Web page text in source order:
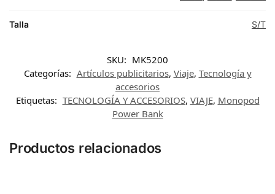
Talla S/T
SKU: MK5200
Categorías: Artículos publicitarios, Viaje, Tecnología y
accesorios
Etiquetas: TECNOLOGÍA Y ACCESORIOS, VIAJE, Monopod
Power Bank
Productos relacionados